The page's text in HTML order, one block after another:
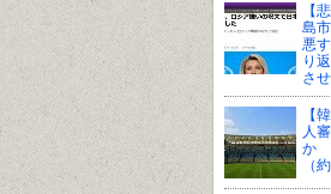
【
島
悪
り
さ
【
人
か
（